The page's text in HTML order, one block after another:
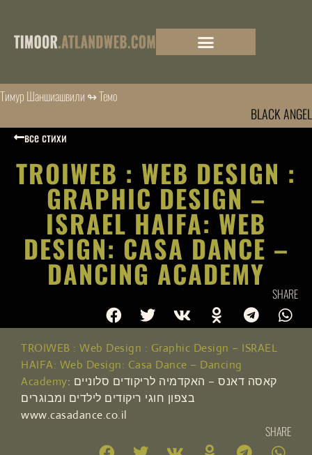
Тимур Шаншиашвили ↬ Темо
BLACK ANGEL
все стихи
TROIWEB : WEB DESIGN :
GRAPHIC DESIGN –
ISRAEL HAIFA: WEB
DESIGN: CASA DANCE –
DANCING ACADEMY
SHARE
TROIWEB : Web Design : Graphic Design – ISRAEL
HAIFA: Web Design: Casa Dance – Dancing
Academy: קאסה דאנס – האקדמיה לריקודים סלוניים
בצפון חוגי ריקודים לילדים ומבוגרים
www.casadance.co.il
SHARE